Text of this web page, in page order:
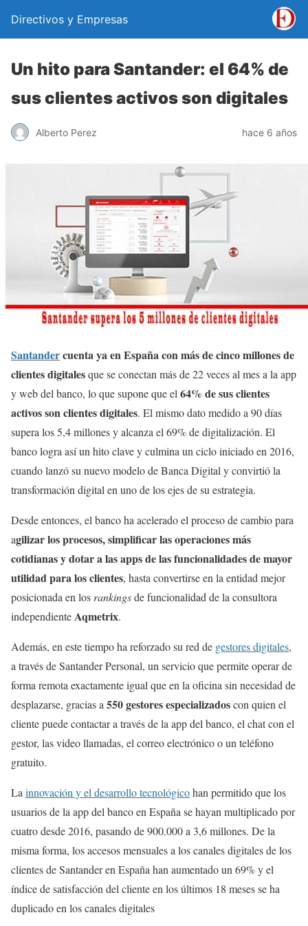
Directivos y Empresas
Un hito para Santander: el 64% de
sus clientes activos son digitales
Alberto Perez hace 6 años
Santandercuenta ya en España con más de cinco millones de
clientes digitalesque se conectan más de 22 veces al mes a la app
y web del banco, lo que supone que el 64% de sus clientes
activos son clientes digitales. El mismo dato medido a 90 días
supera los 5,4 millones y alcanza el 69% de digitalización. El
banco logra así un hito clave y culmina un ciclo iniciado en 2016,
cuando lanzó su nuevo modelo de Banca Digital y convirtió la
transformación digital en uno de los ejes de su estrategia.
Desde entonces, el banco ha acelerado el proceso de cambio para
agilizar los procesos, simplificar las operaciones más
cotidianas y dotar a las apps de las funcionalidades de mayor
utilidad para los clientes, hasta convertirse en la entidad mejor
posicionada en los rankingsde funcionalidad de la consultora
independienteAqmetrix.
Además, en este tiempo ha reforzado su red de gestores digitales,
a través de Santander Personal, un servicio que permite operar de
forma remota exactamente igual que en la oficina sin necesidad de
desplazarse, gracias a 550 gestores especializadoscon quien el
cliente puede contactar a través de la app del banco, el chat con el
gestor, las video llamadas, el correo electrónico o un teléfono
gratuito.
La innovación y el desarrollo tecnológicohan permitido que los
usuarios de la app del banco en España se hayan multiplicado por
cuatro desde 2016, pasando de 900.000 a 3,6 millones. De la
misma forma, los accesos mensuales a los canales digitales de los
clientes de Santander en España han aumentado un 69% y el
índice de satisfacción del cliente en los últimos 18 meses se ha
duplicado en los canales digitales